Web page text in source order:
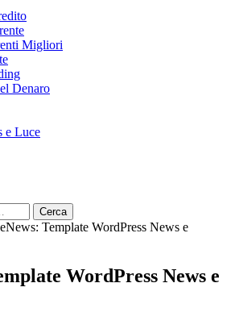
Migliori
Denaro
e Luce
Cerca
Template WordPress News e
WordPress News e